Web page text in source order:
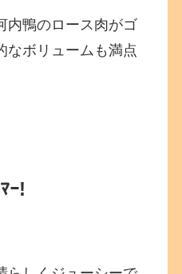
内鴨のロース肉がゴ
なボリュームも満点
ｰ!